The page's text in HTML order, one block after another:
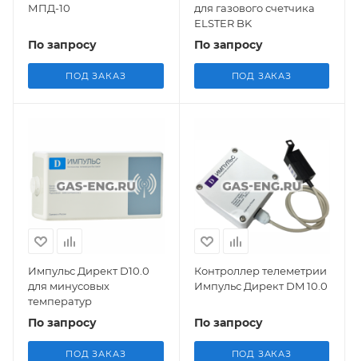
МПД-10
По запросу
ПОД ЗАКАЗ
для газового счетчика
ELSTER BK
По запросу
ПОД ЗАКАЗ
Импульс Директ D10.0
для минусовых
температур
По запросу
ПОД ЗАКАЗ
Контроллер телеметрии
Импульс Директ DM 10.0
По запросу
ПОД ЗАКАЗ